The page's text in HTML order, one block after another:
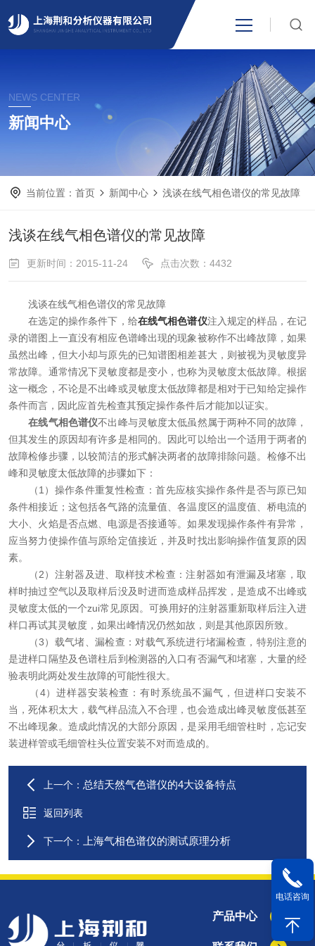
关于我们
新闻资讯
技术支持
视频中心
资料下载
在线留言
联系我们
NEWS CENTER
新闻中心
当前位置：首页 新闻中心 浅谈在线气相色谱仪的常见故障
浅谈在线气相色谱仪的常见故障
更新时间：2015-11-24 点击次数：4432
浅谈在线气相色谱仪的常见故障
在选定的操作条件下，给在线气相色谱仪注入规定的样品，在记
录的谱图上一直没有相应色谱峰出现的现象被称作不出峰故障，如果
虽然出峰，但大小却与原先的已知谱图相差甚大，则被视为灵敏度异
常故障。通常情况下灵敏度都是变小，也称为灵敏度太低故障。根据
这一概念，不论是不出峰或灵敏度太低故障都是相对于已知给定操作
条件而言，因此应首先检查其预定操作条件后才能加以证实。
在线气相色谱仪不出峰与灵敏度太低虽然属于两种不同的故障，
但其发生的原因却有许多是相同的。因此可以给出一个适用于两者的
故障检修步骤，以较简洁的形式解决两者的故障排除问题。检修不出
峰和灵敏度太低故障的步骤如下：
（1）操作条件重复性检查：首先应核实操作条件是否与原已知
条件相接近；这包括各气路的流量值、各温度区的温度值、桥电流的
大小、火焰是否点燃、电源是否接通等。如果发现操作条件有异常，
应当努力使操作值与原给定值接近，并及时找出影响操作值复原的因
素。
（2）注射器及进、取样技术检查：注射器如有泄漏及堵塞，取
样时抽过空气以及取样后没及时进而造成样品挥发，是造成不出峰或
灵敏度太低的一个zui常见原因。可换用好的注射器重新取样后注入进
样口再试其灵敏度，如果出峰情况仍然如故，则是其他原因所致。
（3）载气堵、漏检查：对载气系统进行堵漏检查，特别注意的
是进样口隔垫及色谱柱后到检测器的入口有否漏气和堵塞，大量的经
验表明此两处发生故障的可能性很大。
（4）进样器安装检查：有时系统虽不漏气，但进样口安装不
当，死体积太大，载气样品流入不合理，也会造成出峰灵敏度低甚至
不出峰现象。造成此情况的大部分原因，是采用毛细管柱时，忘记安
装进样管或毛细管柱头位置安装不对而造成的。
上一个： 总结天然气色谱仪的4大设备特点
返回列表
下一个： 上海气相色谱仪的测试原理分析
产品中心
电话咨询